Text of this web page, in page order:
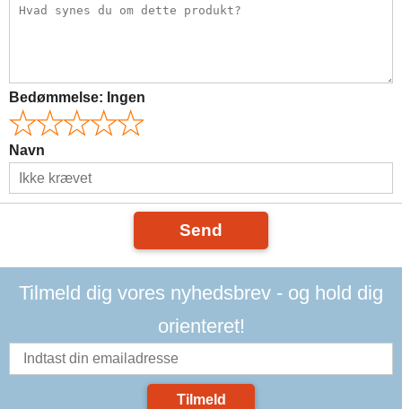
Bedømmelse: Ingen
Navn
Send
Tilmeld dig vores nyhedsbrev - og hold dig
orienteret!
Tilmeld